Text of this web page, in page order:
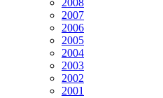
2007
2006
2005
2004
2003
2002
2001